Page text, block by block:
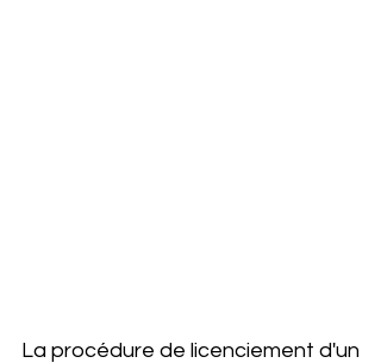
La procédure de licenciement d'un